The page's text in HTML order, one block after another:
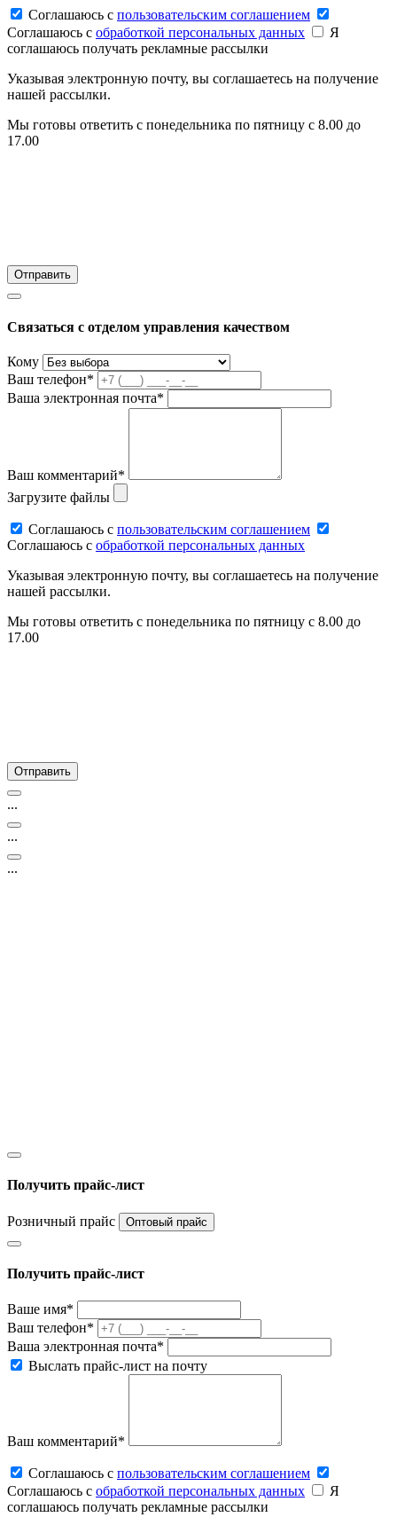
Соглашаюсь c пользовательским соглашением
Соглашаюсь c обработкой персональных данных
Я
соглашаюсь получать рекламные рассылки
Указывая электронную почту, вы соглашаетесь на получение
нашей рассылки.
Мы готовы ответить с понедельника по пятницу с 8.00 до
17.00
Связаться с отделом управления качеством
Кому
Ваш телефон*
Ваша электронная почта*
Ваш комментарий*
Загрузите файлы
Соглашаюсь c пользовательским соглашением
Соглашаюсь c обработкой персональных данных
Указывая электронную почту, вы соглашаетесь на получение
нашей рассылки.
Мы готовы ответить с понедельника по пятницу с 8.00 до
17.00
...
...
...
Получить прайс-лист
Розничный прайс Оптовый прайс
Получить прайс-лист
Ваше имя*
Ваш телефон*
Ваша электронная почта*
Выслать прайс-лист на почту
Ваш комментарий*
Соглашаюсь c пользовательским соглашением
Соглашаюсь c обработкой персональных данных
Я
соглашаюсь получать рекламные рассылки